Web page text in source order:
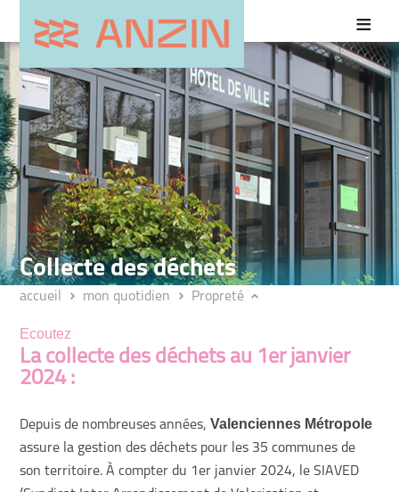
Collecte des déchets
accueil mon quotidien Propreté
Ecoutez
La collecte des déchets au 1er janvier
2024 :
Depuis de nombreuses années, Valenciennes Métropole
assure la gestion des déchets pour les 35 communes de
son territoire. À compter du 1er janvier 2024, le SIAVED